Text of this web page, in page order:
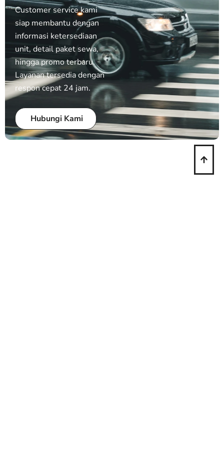
Customer service kami
siap membantu dengan
informasi ketersediaan
unit, detail paket sewa,
hingga promo terbaru.
Layanan tersedia dengan
respon cepat 24 jam.
Hubungi Kami